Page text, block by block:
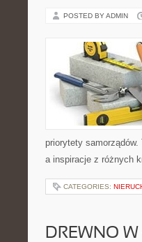
POSTED BY ADMIN
priorytety
a inspiracje z różnych
CATEGORIES:
DREWNO